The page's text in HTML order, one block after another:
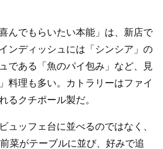
んでもらいたい本能」は、新店で
ンディッシュには「シンシア」の
である「魚のパイ包み」など、見
料理も多い。カトラリーはファイ
るクチポール製だ。
ッフェ台に並べるのではなく、
菜がテーブルに並び、好みで追